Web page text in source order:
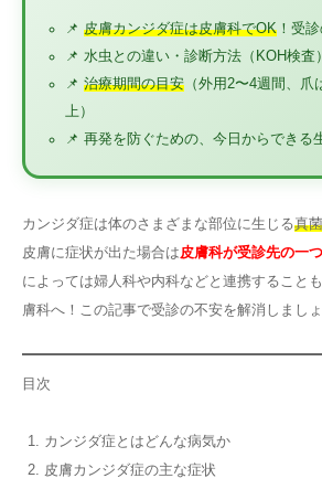
📌 皮膚カンジダ症は皮膚科でOK ！受
📌 水虫との違い・診断方法（KOH検査
📌 治療期間の目安 （外用2〜4週間、爪
上）
📌 再発を防ぐための、今日からできる
カンジダ症は体のさまざまな部位に生じる真
皮膚に症状が出た場合は皮膚科が受診先の一つ
によっては婦人科や内科などと連携すること
膚科へ！この記事で受診の不安を解消しましょ
目次
カンジダ症とはどんな病気か
皮膚カンジダ症の主な症状